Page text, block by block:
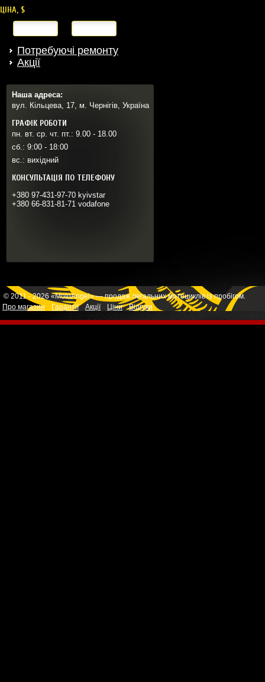
ЦІНА, $
Потребуючі ремонту
Акції
Наша адреса:
вул. Кільцева, 17, м. Чернігів, Україна
ГРАФІК РОБОТИ
пн. вт. ср. чт. пт.: 9.00 - 18.00
сб.: 9:00 - 18:00
вс.: вихідний
КОНСУЛЬТАЦІЯ ПО ТЕЛЕФОНУ
+380 97-431-97-70 kyivstar
+380 66-831-81-71 vodafone
© 2011 - 2026 «MotoAngel» — продаж легальних мотоциклів із пробігом.
Про магазин
Гарантії Акції Ціни Відгуки